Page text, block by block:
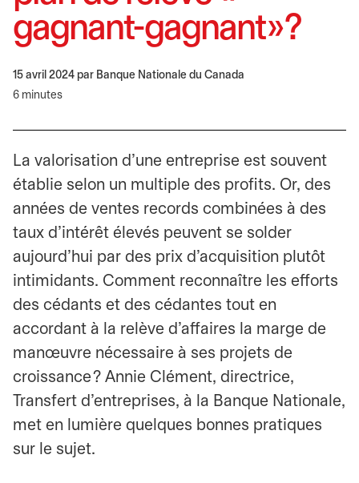
gagnant-gagnant » ?
15 avril 2024 par Banque Nationale du Canada
6 minutes
La valorisation d’une entreprise est souvent
établie selon un multiple des profits. Or, des
années de ventes records combinées à des
taux d’intérêt élevés peuvent se solder
aujourd’hui par des prix d’acquisition plutôt
intimidants. Comment reconnaître les efforts
des cédants et des cédantes tout en
accordant à la relève d’affaires la marge de
manœuvre nécessaire à ses projets de
croissance ? Annie Clément, directrice,
Transfert d’entreprises, à la Banque Nationale,
met en lumière quelques bonnes pratiques
sur le sujet.